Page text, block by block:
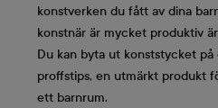
konstverken du fått av dina
konstnär är mycket produktiv
Du kan byta ut konststycket
proffstips, en utmärkt produkt
ett barnrum.